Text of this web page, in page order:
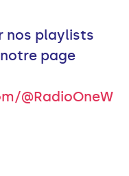
nos playlists
page
@RadioOneW